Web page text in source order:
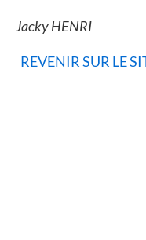
Jacky HENRI
REVENIR SUR LE